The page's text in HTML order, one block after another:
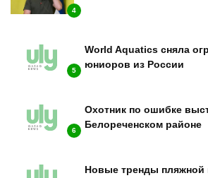
4
5
World Aquatics сняла
юниоров из России
6
Охотник по ошибке
Белореченском районе
Новые тренды пляжной